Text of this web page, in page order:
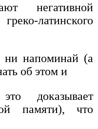
негативной
латинского
ни напоминай (а
об этом и
доказывает
памяти), что